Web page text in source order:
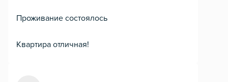
Проживание состоялось
Квартира отличная!